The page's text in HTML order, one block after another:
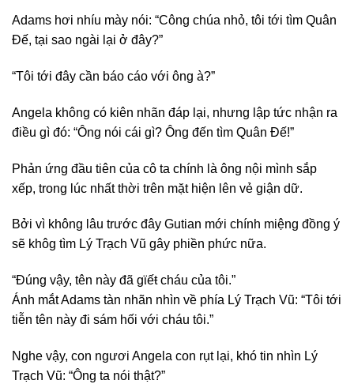
Adams hơi nhíu mày nói: “Công chúa nhỏ, tôi tới tìm Quân
Đế, tại sao ngài lại ở đây?”
“Tôi tới đây cần báo cáo với ông à?”
Angela không có kiên nhãn đáp lại, nhưng lập tức nhận ra
điều gì đó: “Ông nói cái gì? Ông đến tìm Quân Đế!”
Phản ứng đầu tiên của cô ta chính là ông nội mình sắp
xếp, trong lúc nhất thời trên mặt hiện lên vẻ giận dữ.
Bởi vì không lâu trước đây Gutian mới chính miệng đồng ý
sẽ khôg tìm Lý Trạch Vũ gây phiền phức nữa.
“Đúng vậy, tên này đã gϊếŧ cháu của tôi.”
Ánh mắt Adams tàn nhãn nhìn về phía Lý Trạch Vũ: “Tôi tới
tiễn tên này đi sám hối với cháu tôi.”
Nghe vậy, con ngươi Angela con rụt lại, khó tin nhìn Lý
Trạch Vũ: “Ông ta nói thật?”